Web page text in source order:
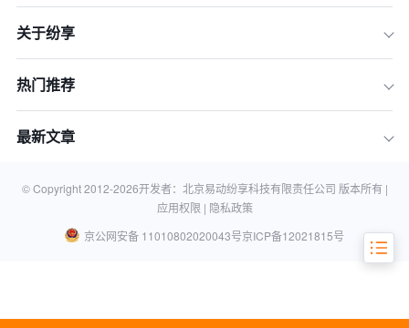
三、如何合理规划推广预算
关于纷享
热门推荐
最新文章
© Copyright 2012-2026开发者：北京易动纷享科技有限责任公司 版本所有 |
应用权限 | 隐私政策
京公网安备 11010802020043号京ICP备12021815号